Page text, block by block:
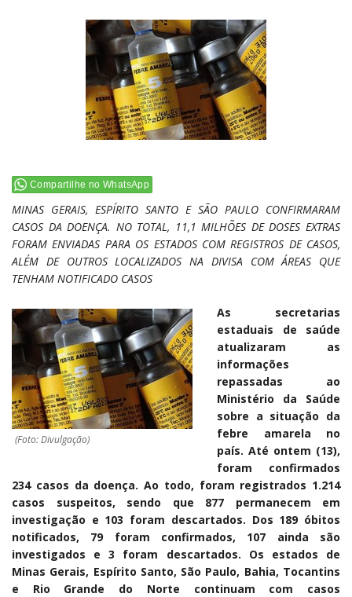
Compartilhe no WhatsApp
MINAS GERAIS, ESPÍRITO SANTO E SÃO PAULO CONFIRMARAM
CASOS DA DOENÇA. NO TOTAL, 11,1 MILHÕES DE DOSES EXTRAS
FORAM ENVIADAS PARA OS ESTADOS COM REGISTROS DE CASOS,
ALÉM DE OUTROS LOCALIZADOS NA DIVISA COM ÁREAS QUE
TENHAM NOTIFICADO CASOS
(Foto: Divulgação)
As secretarias
estaduais de saúde
atualizaram as
informações
repassadas ao
Ministério da Saúde
sobre a situação da
febre amarela no
país. Até ontem (13),
foram confirmados
234 casos da doença. Ao todo, foram registrados 1.214
casos suspeitos, sendo que 877 permanecem em
investigação e 103 foram descartados. Dos 189 óbitos
notificados, 79 foram confirmados, 107 ainda são
investigados e 3 foram descartados. Os estados de
Minas Gerais, Espírito Santo, São Paulo, Bahia, Tocantins
e Rio Grande do Norte continuam com casos